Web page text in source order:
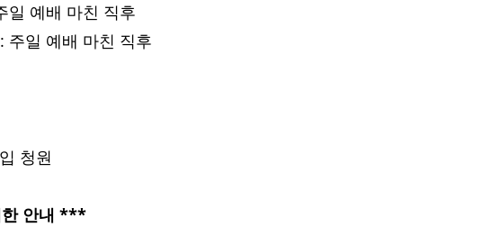
일 예배 마친 직후
주일 예배 마친 직후
청원
안내 ***